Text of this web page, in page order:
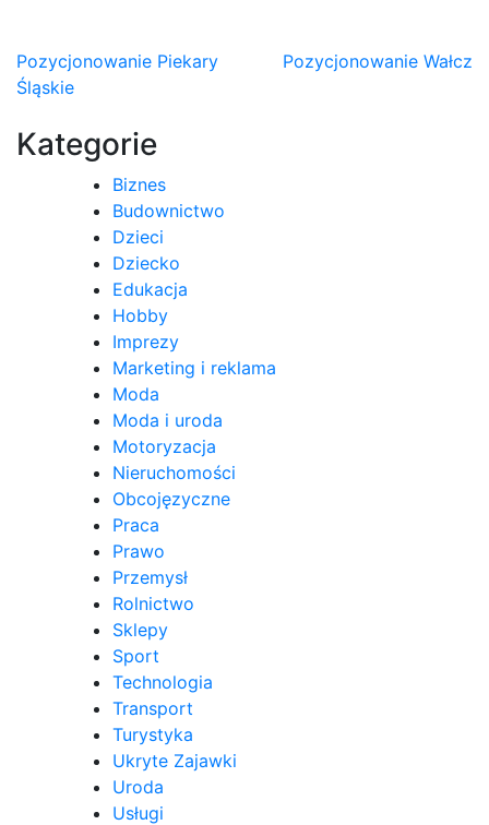
Nawigacja
wpisu
Pozycjonowanie Piekary
Śląskie
Pozycjonowanie Wałcz
Kategorie
Biznes
Budownictwo
Dzieci
Dziecko
Edukacja
Hobby
Imprezy
Marketing i reklama
Moda
Moda i uroda
Motoryzacja
Nieruchomości
Obcojęzyczne
Praca
Prawo
Przemysł
Rolnictwo
Sklepy
Sport
Technologia
Transport
Turystyka
Ukryte Zajawki
Uroda
Usługi